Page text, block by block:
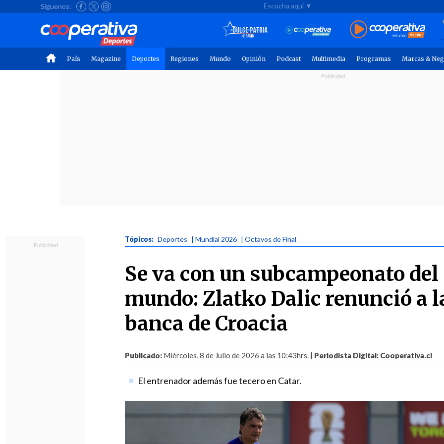
Síguenos: Escucha aquí ▼
País Magazine Deportes Regiones Mundo Opinión Podcast Multimedia Programas Marcas &
Tópicos: Deportes | Mundial 2026 | Octavos de Final
Se va con un subcampeonato del
mundo: Zlatko Dalic renunció a
banca de Croacia
Publicado: Miércoles, 8 de Julio de 2026 a las 10:43hrs. | Periodista Digital: Cooperativa.cl
El entrenador además fue tecero en Catar.